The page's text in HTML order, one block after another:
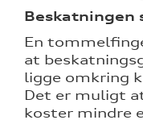
Beskatningen
En
at
ligge omkring
Det er muligt
koster mindre